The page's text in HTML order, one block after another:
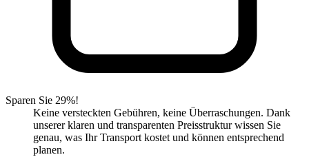
Sparen Sie 29%!
Keine versteckten Gebühren, keine Überraschungen. Dank
unserer klaren und transparenten Preisstruktur wissen Sie
genau, was Ihr Transport kostet und können entsprechend
planen.